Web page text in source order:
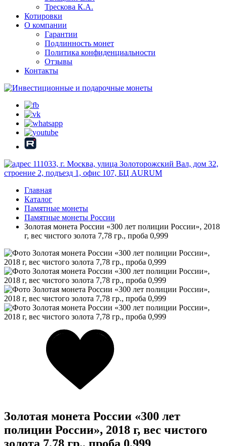
Трескова К.А.
Котировки
О компании
Гарантии
Подлинность монет
Политика конфиденциальности
Отзывы
Контакты
111033, г. Москва, улица Золоторожский Вал, дом 32,
строение 2, подъезд 1, офис 107, БЦ AURUM
Главная
Каталог
Памятные монеты
Памятные монеты России
Золотая монета России «300 лет полиции России», 2018
г, вес чистого золота 7,78 гр., проба 0,999
Золотая монета России «300 лет
полиции России», 2018 г, вес чистого